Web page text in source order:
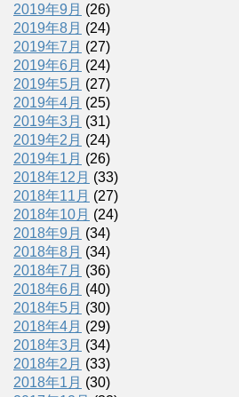
2019年9月 (26)
2019年8月 (24)
2019年7月 (27)
2019年6月 (24)
2019年5月 (27)
2019年4月 (25)
2019年3月 (31)
2019年2月 (24)
2019年1月 (26)
2018年12月 (33)
2018年11月 (27)
2018年10月 (24)
2018年9月 (34)
2018年8月 (34)
2018年7月 (36)
2018年6月 (40)
2018年5月 (30)
2018年4月 (29)
2018年3月 (34)
2018年2月 (33)
2018年1月 (30)